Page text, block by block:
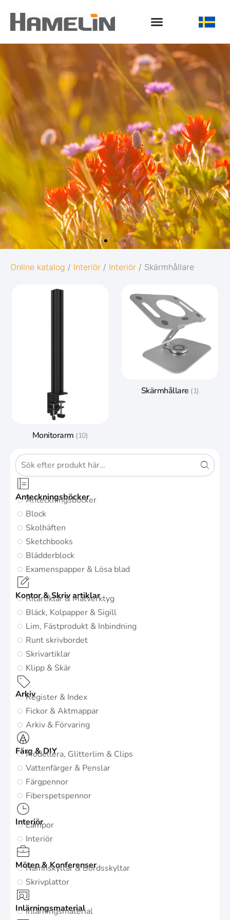
OXFORD
ORIGINS
Ge dina anteckningar den bästa möjliga
Diskret och minimalistisk design
5 naturinspirerade färger med
Gå till Oxford Origins
Anteckningsböcker
Anteckningsböcker
Block
Skolhäften
Sketchbooks
Blädderblock
Examenspapper & Lösa blad
Kontor & Skriv artiklar
Ritartiklar & Mätverktyg
Bläck, Kolpapper & Sigill
Lim, Fästprodukt & Inbindning
Runt skrivbordet
Skrivartiklar
Klipp & Skär
ArkivRegister & Index
Fickor & Aktmappar
Arkiv & Förvaring
Färg & DIY
Modellera, Glitterlim & Clips
Vattenfärger & Penslar
Färgpennor
Fiberspetspennor
Interiör
Lampor
Interiör
Möten & Konferenser
Namnskyltar & Bordsskyltar
Skrivplattor
Inlärningsmaterial
Inlärningsmaterial
Online katalog / Interiör / Interiör / Skärmhållare
Monitorarm (10)
Skärmhållare (1)